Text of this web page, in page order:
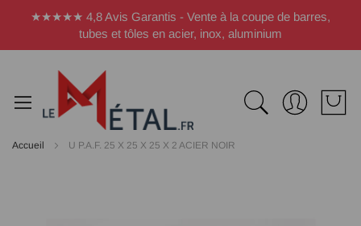
★★★★★ 4,8 Avis Garantis - Vente à la coupe de barres,
tubes et tôles en acier, inox, aluminium
Accueil U P.A.F. 25 X 25 X 25 X 2 ACIER NOIR